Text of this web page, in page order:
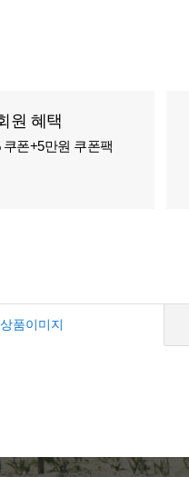
원 혜택
폰+5만원 쿠폰팩
상품이미지